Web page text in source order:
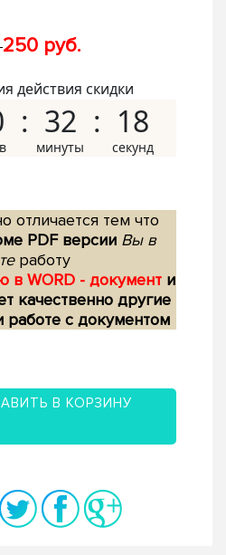
250 руб.
действия скидки
32 17
отличается тем что
PDF версии Вы в
работу
в WORD - документ и
качественно другие
работе с документом
В КОРЗИНУ